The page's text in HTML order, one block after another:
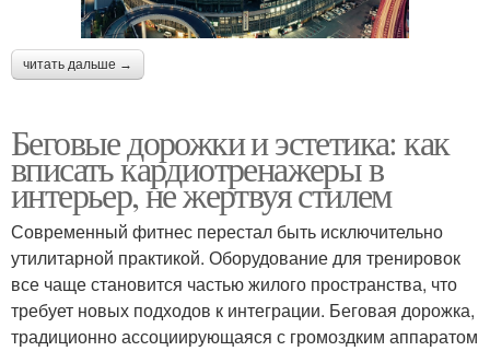
читать дальше →
Беговые дорожки и эстетика: как
вписать кардиотренажеры в
интерьер, не жертвуя стилем
Современный фитнес перестал быть исключительно
утилитарной практикой. Оборудование для тренировок
все чаще становится частью жилого пространства, что
требует новых подходов к интеграции. Беговая дорожка,
традиционно ассоциирующаяся с громоздким аппаратом